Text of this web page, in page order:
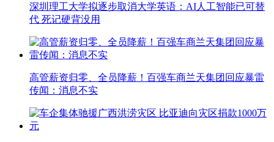
深圳理工大学拟逐步取消大学英语：AI人工智能已可替
代 死记硬背没用
高管薪资归零、全员降薪！百强车商兰天集团回应暴雷
传闻：消息不实